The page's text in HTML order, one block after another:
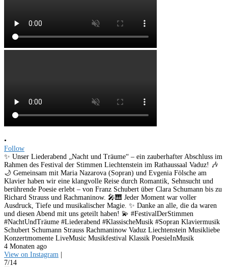
•
Follow
✨ Unser Liederabend „Nacht und Träume“ – ein zauberhafter Abschluss im
Rahmen des Festival der Stimmen Liechtenstein im Rathaussaal Vaduz! 🎶
🌙 Gemeinsam mit Maria Nazarova (Sopran) und Evgenia Fölsche am
Klavier haben wir eine klangvolle Reise durch Romantik, Sehnsucht und
berührende Poesie erlebt – von Franz Schubert über Clara Schumann bis zu
Richard Strauss und Rachmaninow. 🎤🎹 Jeder Moment war voller
Ausdruck, Tiefe und musikalischer Magie. ✨ Danke an alle, die da waren
und diesen Abend mit uns geteilt haben! 💫 #FestivalDerStimmen
#NachtUndTräume #Liederabend #KlassischeMusik #Sopran Klaviermusik
Schubert Schumann Strauss Rachmaninow Vaduz Liechtenstein Musikliebe
Konzertmomente LiveMusic Musikfestival Klassik PoesieInMusik
4 Monaten ago
View on Instagram
7/14